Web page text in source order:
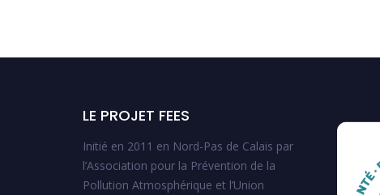
LE PROJET FEES
Initié en 2011 en Nord-Pas de Calais par
l’Association pour la Prévention de la
Pollution Atmosphérique et l’Union